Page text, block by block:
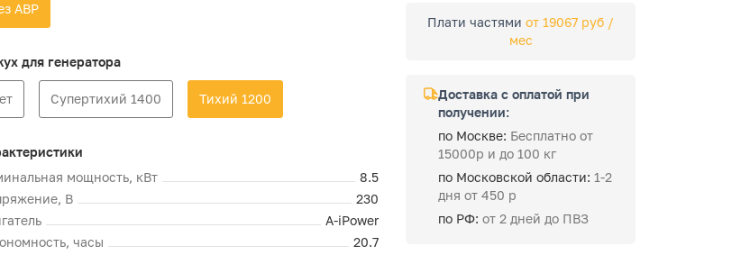
АВР
для генератора
Супертихий 1400 Тихий 1200
мощность, кВт
8.5
В
230
A-iPower
часы
20.7
Плати частями от 19067 руб /
мес
Доставка с оплатой при
получении:
по Москве: Бесплатно от
15000р и до 100 кг
по Московской области: 1-2
дня от 450 р
по РФ: от 2 дней до ПВЗ